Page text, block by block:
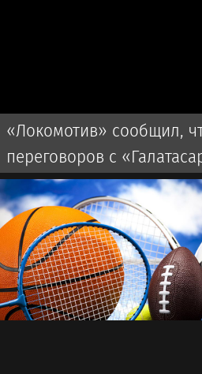
«Локомотив» сообщил,
переговоров с
клубами по трансферу